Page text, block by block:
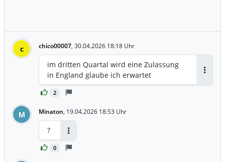
c chico00007, 30.04.2026 18:18 Uhr
2
im dritten Quartal wird eine Zulassung
in England glaube ich erwartet
M Minaton, 19.04.2026 18:53 Uhr
0
?